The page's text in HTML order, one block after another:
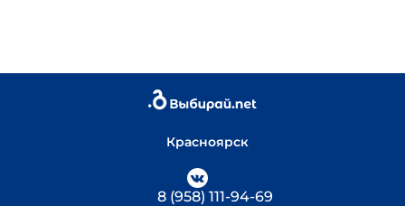
Красноярск
8 (958) 111-94-69